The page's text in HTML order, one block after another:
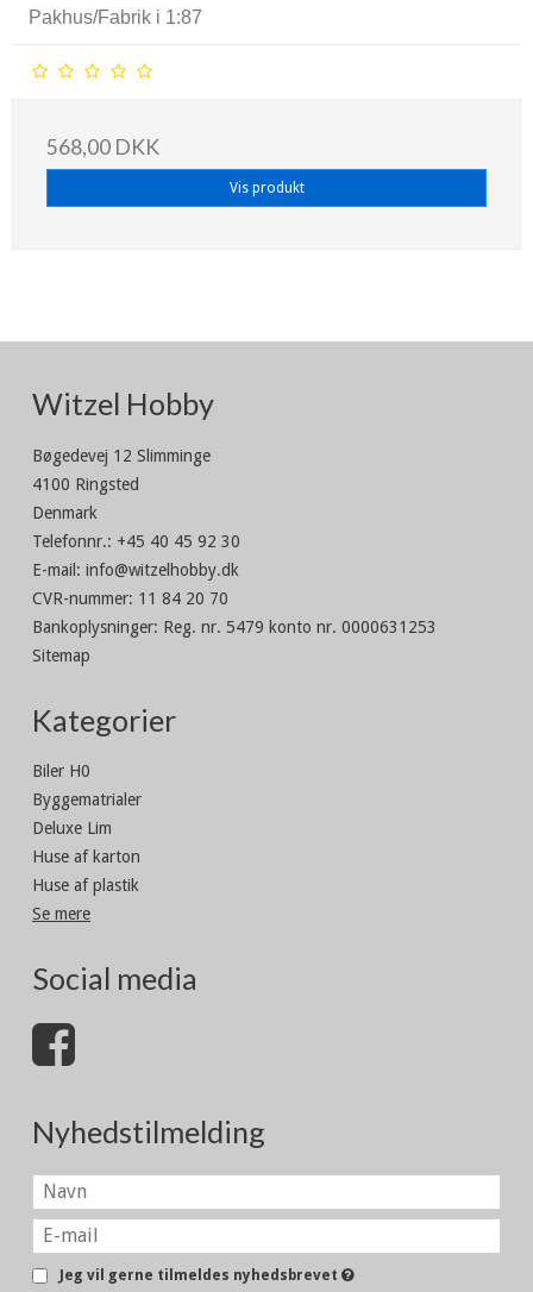
Pakhus/Fabrik i 1:87
568,00 DKK
Vis produkt
Witzel Hobby
Bøgedevej 12 Slimminge
4100 Ringsted
Denmark
Telefonnr.: +45 40 45 92 30
E-mail: info@witzelhobby.dk
CVR-nummer: 11 84 20 70
Bankoplysninger: Reg. nr. 5479 konto nr. 0000631253
Sitemap
Kategorier
Biler H0
Byggematrialer
Deluxe Lim
Huse af karton
Huse af plastik
Se mere
Social media
Nyhedstilmelding
Jeg vil gerne tilmeldes nyhedsbrevet